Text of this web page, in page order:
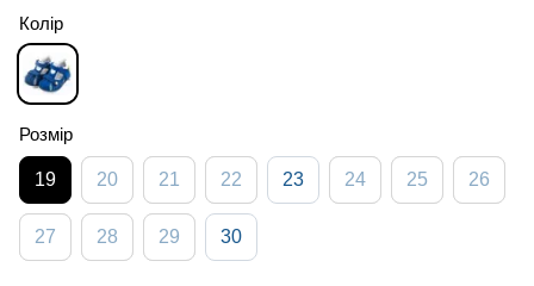
Колір
Розмір
19 20 21 22 23 24 25 26
27 28 29 30